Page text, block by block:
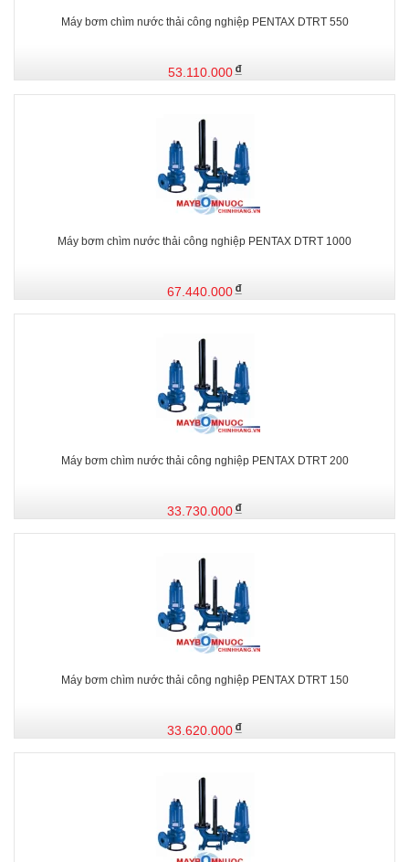
Máy bơm chìm nước thải công nghiệp PENTAX DTRT 550
53.110.000
Máy bơm chìm nước thải công nghiệp PENTAX DTRT 1000
67.440.000
Máy bơm chìm nước thải công nghiệp PENTAX DTRT 200
33.730.000
Máy bơm chìm nước thải công nghiệp PENTAX DTRT 150
33.620.000